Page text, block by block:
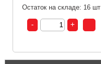
Остаток на складе: 16 шт